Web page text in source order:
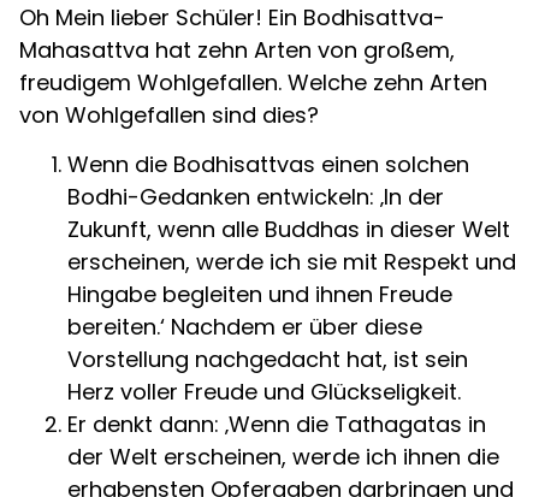
Oh Mein lieber Schüler! Ein Bodhisattva-
Mahasattva hat zehn Arten von großem,
freudigem Wohlgefallen. Welche zehn Arten
von Wohlgefallen sind dies?
Wenn die Bodhisattvas einen solchen
Bodhi-Gedanken entwickeln: ‚In der
Zukunft, wenn alle Buddhas in dieser Welt
erscheinen, werde ich sie mit Respekt und
Hingabe begleiten und ihnen Freude
bereiten.‘ Nachdem er über diese
Vorstellung nachgedacht hat, ist sein
Herz voller Freude und Glückseligkeit.
Er denkt dann: ‚Wenn die Tathagatas in
der Welt erscheinen, werde ich ihnen die
erhabensten Opfergaben darbringen und